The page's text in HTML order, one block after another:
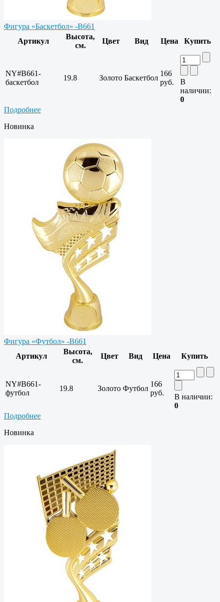
Фигура «Баскетбол» -B661
Артикул
Высота,
см.
Цвет Вид Цена Купить
NY#B661-
баскетбол
19.8 Золото Баскетбол
166
руб.
В
наличии:
0
Подробнее
Новинка
Фигура «Футбол» -B661
Артикул
Высота,
см.
Цвет Вид Цена Купить
NY#B661-
футбол
19.8 Золото Футбол
166
руб.
В наличии:
0
Подробнее
Новинка